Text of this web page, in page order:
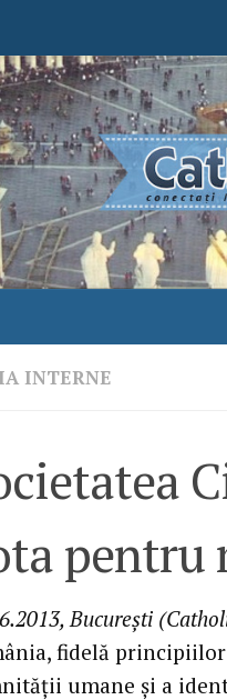
INTERNE
pentru
Bucureşti
fidelă
umane şi a